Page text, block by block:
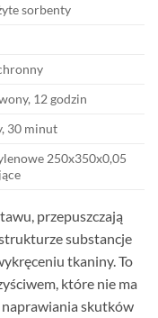
sorbenty
12 godzin
30 minut
250x350x0,05
przepuszczają
substancje
tkaniny. To
które nie ma
naprawiania skutków